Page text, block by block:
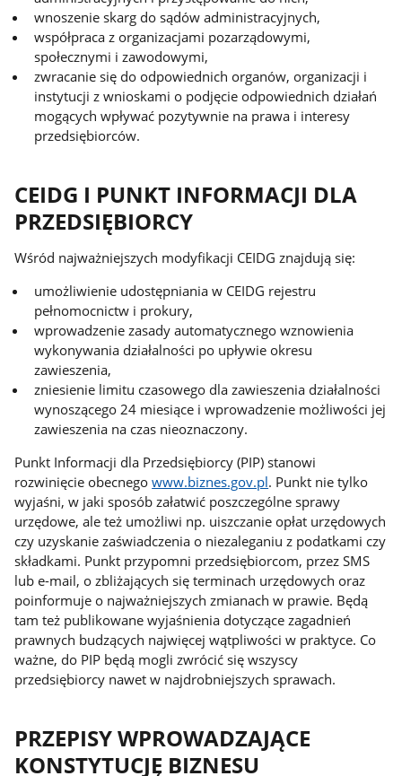
wnoszenie skarg do sądów administracyjnych,
współpraca z organizacjami pozarządowymi,
społecznymi i zawodowymi,
zwracanie się do odpowiednich organów, organizacji i
instytucji z wnioskami o podjęcie odpowiednich działań
mogących wpływać pozytywnie na prawa i interesy
przedsiębiorców.
CEIDG I PUNKT INFORMACJI DLA
PRZEDSIĘBIORCY
Wśród najważniejszych modyfikacji CEIDG znajdują się:
umożliwienie udostępniania w CEIDG rejestru
pełnomocnictw i prokury,
wprowadzenie zasady automatycznego wznowienia
wykonywania działalności po upływie okresu
zawieszenia,
zniesienie limitu czasowego dla zawieszenia działalności
wynoszącego 24 miesiące i wprowadzenie możliwości jej
zawieszenia na czas nieoznaczony.
Punkt Informacji dla Przedsiębiorcy (PIP) stanowi
rozwinięcie obecnegowww.biznes.gov.pl. Punkt nie tylko
wyjaśni, w jaki sposób załatwić poszczególne sprawy
urzędowe, ale też umożliwi np. uiszczanie opłat urzędowych
czy uzyskanie zaświadczenia o niezaleganiu z podatkami czy
składkami. Punkt przypomni przedsiębiorcom, przez SMS
lub e-mail, o zbliżających się terminach urzędowych oraz
poinformuje o najważniejszych zmianach w prawie. Będą
tam też publikowane wyjaśnienia dotyczące zagadnień
prawnych budzących najwięcej wątpliwości w praktyce. Co
ważne, do PIP będą mogli zwrócić się wszyscy
przedsiębiorcy nawet w najdrobniejszych sprawach.
PRZEPISY WPROWADZAJĄCE
KONSTYTUCJĘ BIZNESU